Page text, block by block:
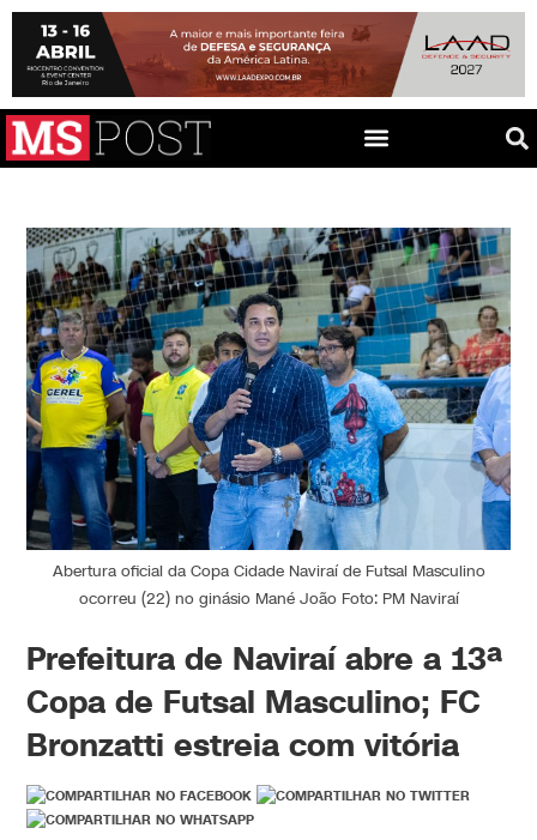
Abertura oficial da Copa Cidade Naviraí de Futsal Masculino
ocorreu (22) no ginásio Mané João Foto: PM Naviraí
Prefeitura de Naviraí abre a 13ª
Copa de Futsal Masculino; FC
Bronzatti estreia com vitória